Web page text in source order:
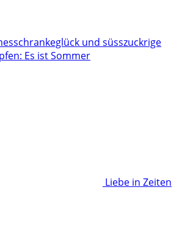
und süsszuckrige
Es ist Sommer
Liebe in Zeiten